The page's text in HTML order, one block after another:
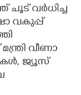
ചൂട് വർധിച്ച
വകുപ്പ്
വീണാ
ജ്യൂസ്